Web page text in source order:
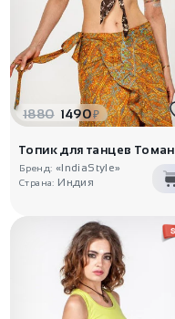
1880 1490₽
Топик для танцев Томан
Бренд: «IndiaStyle»
Страна: Индия